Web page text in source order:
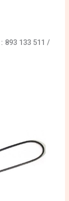
893 133 511 /